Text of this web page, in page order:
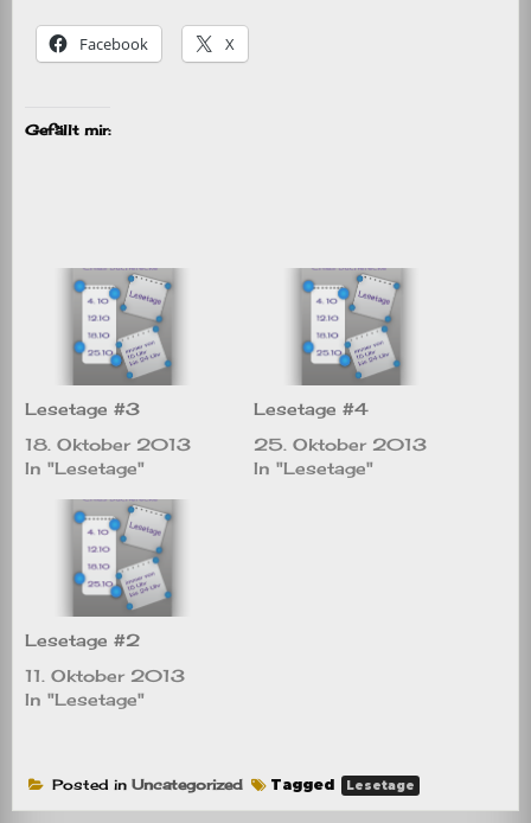
Facebook X
Gefällt mir:
Lesetage #3
18. Oktober 2013
In "Lesetage"
Lesetage #4
25. Oktober 2013
In "Lesetage"
Lesetage #2
11. Oktober 2013
In "Lesetage"
Posted in Uncategorized Tagged Lesetage